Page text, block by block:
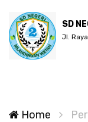
SD
Jl.
Home